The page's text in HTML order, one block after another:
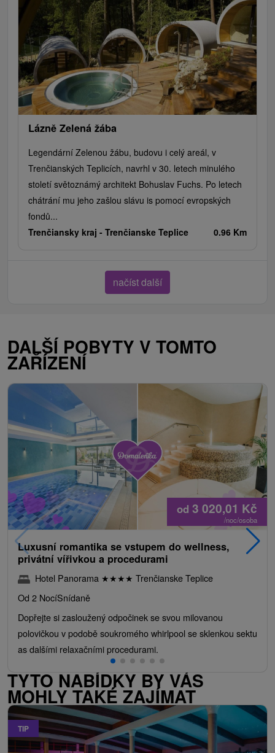
Lázně Zelená žába
Legendární Zelenou žábu, budovu i celý areál, v
Trenčianských Teplicích, navrhl v 30. letech minulého
století světoznámý architekt Bohuslav Fuchs. Po letech
chátrání mu jeho zašlou slávu is pomocí evropských
fondů...
Trenčiansky kraj - Trenčianske Teplice 0.96 Km
načíst další
DALŠÍ POBYTY V TOMTO
ZAŘÍZENÍ
od 3 020,01 Kč
/noc/osoba
Luxusní romantika se vstupem do wellness,
privátní vířivkou a procedurami
Hotel Panorama ★★★★ Trenčianske Teplice
Od 2 NocíSnídaně
Dopřejte si zasloužený odpočinek se svou milovanou
polovičkou v podobě soukromého whirlpool se sklenkou sektu
as dalšími relaxačními procedurami.
TYTO NABÍDKY BY VÁS
MOHLY TAKÉ ZAJÍMAT
TIP